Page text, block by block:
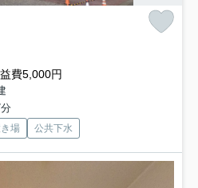
費5,000円
場 公共下水